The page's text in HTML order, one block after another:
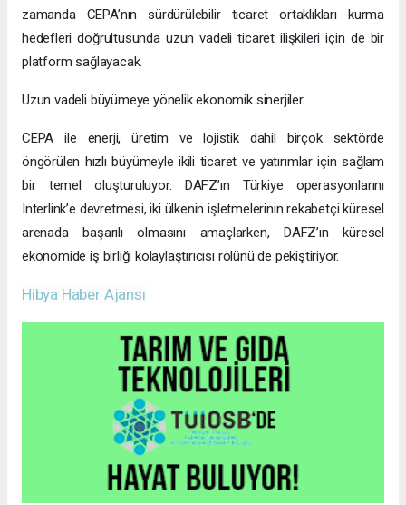
zamanda CEPA’nın sürdürülebilir ticaret ortaklıkları kurma
hedefleri doğrultusunda uzun vadeli ticaret ilişkileri için de bir
platform sağlayacak.
Uzun vadeli büyümeye yönelik ekonomik sinerjiler
CEPA ile enerji, üretim ve lojistik dahil birçok sektörde
öngörülen hızlı büyümeyle ikili ticaret ve yatırımlar için sağlam
bir temel oluşturuluyor. DAFZ’ın Türkiye operasyonlarını
Interlink’e devretmesi, iki ülkenin işletmelerinin rekabetçi küresel
arenada başarılı olmasını amaçlarken, DAFZ’ın küresel
ekonomide iş birliği kolaylaştırıcısı rolünü de pekiştiriyor.
Hibya Haber Ajansı